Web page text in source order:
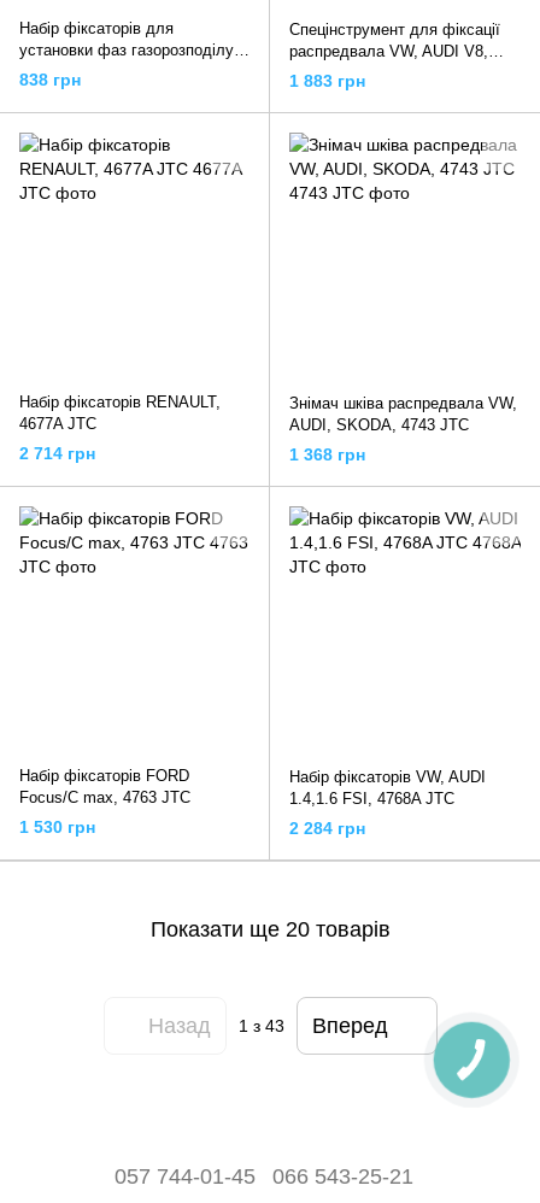
Набір фіксаторів для
установки фаз газорозподілу
FORD, MAZDA 5 предметів,
4090 JTC
838 грн
Спецінструмент для фіксації
распредвала VW, AUDI V8,
4654 JTC
1 883 грн
Набір фіксаторів RENAULT,
4677A JTC
2 714 грн
Знімач шківа распредвала VW,
AUDI, SKODA, 4743 JTC
1 368 грн
Набір фіксаторів FORD
Focus/C max, 4763 JTC
1 530 грн
Набір фіксаторів VW, AUDI
1.4,1.6 FSI, 4768A JTC
2 284 грн
Показати ще 20 товарів
Назад 1з 43 Вперед
057 744-01-45 066 543-25-21